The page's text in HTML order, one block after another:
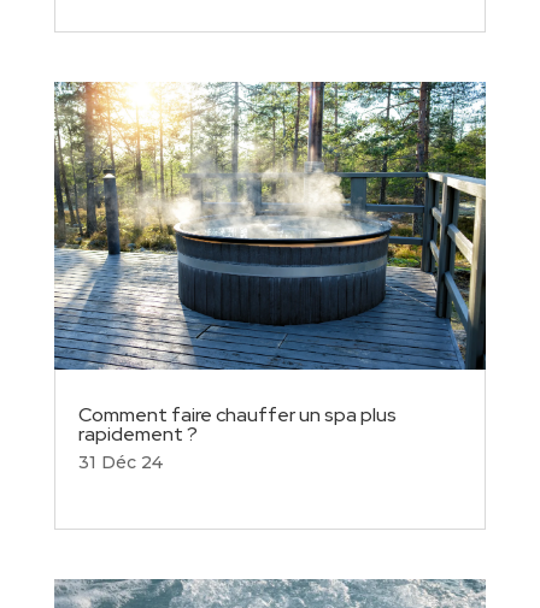
Comment faire chauffer un spa plus
rapidement ?
31 Déc 24